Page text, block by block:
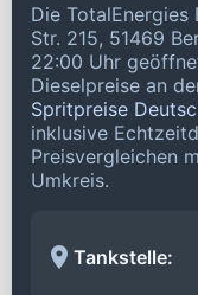
Die
Str. 215, 51469
22:00 Uhr
Dieselpreise an
Spritpreise
inklusive
Preisvergleichen
Umkreis.
Tankstelle: